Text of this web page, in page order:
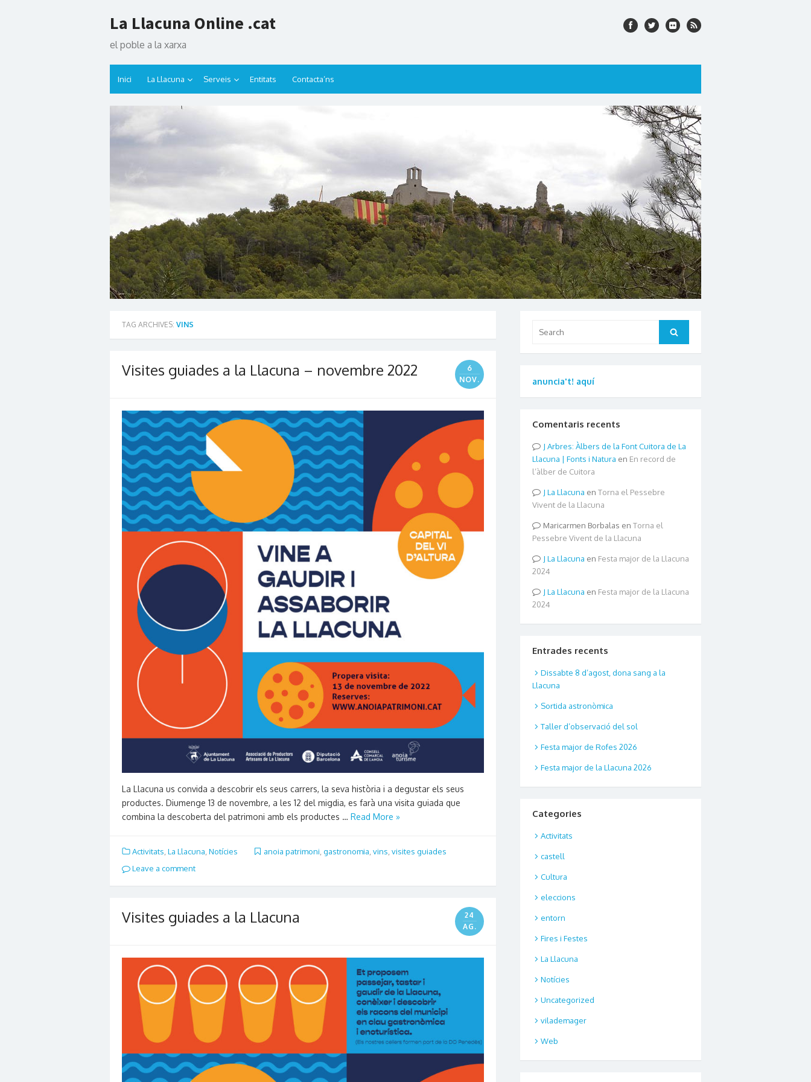
to
La Llacuna Online .cat
el poble a la xarxa
Inici La Llacuna Serveis Entitats Contacta’ns
TAG ARCHIVES: VINS
Visites guiades a la Llacuna – novembre 2022
6
NOV.
La Llacuna us convida a descobrir els seus carrers, la seva història i a degustar els seus
productes. Diumenge 13 de novembre, a les 12 del migdia, es farà una visita guiada que
combina la descoberta del patrimoni amb els productes … Read More »
Activitats La Llacuna Notícies anoia patrimoni gastronomia vins visites guiades
Leave a comment
Visites guiades a la Llacuna
24
AG.
for:
Search
anuncia't! aquí
Comentaris recents
Arbres: Àlbers de la Font Cuitora de La
Llacuna | Fonts i Natura en En record de
l’àlber de Cuitora
La Llacuna en Torna el Pessebre
Vivent de la Llacuna
Maricarmen Borbalas en Torna el
Pessebre Vivent de la Llacuna
La Llacuna en Festa major de la Llacuna
2024
La Llacuna en Festa major de la Llacuna
2024
Entrades recents
Dissabte 8 d’agost, dona sang a la
Llacuna
Sortida astronòmica
Taller d’observació del sol
Festa major de Rofes 2026
Festa major de la Llacuna 2026
Categories
Activitats
castell
Cultura
eleccions
entorn
Fires i Festes
La Llacuna
Notícies
Uncategorized
vilademager
Web